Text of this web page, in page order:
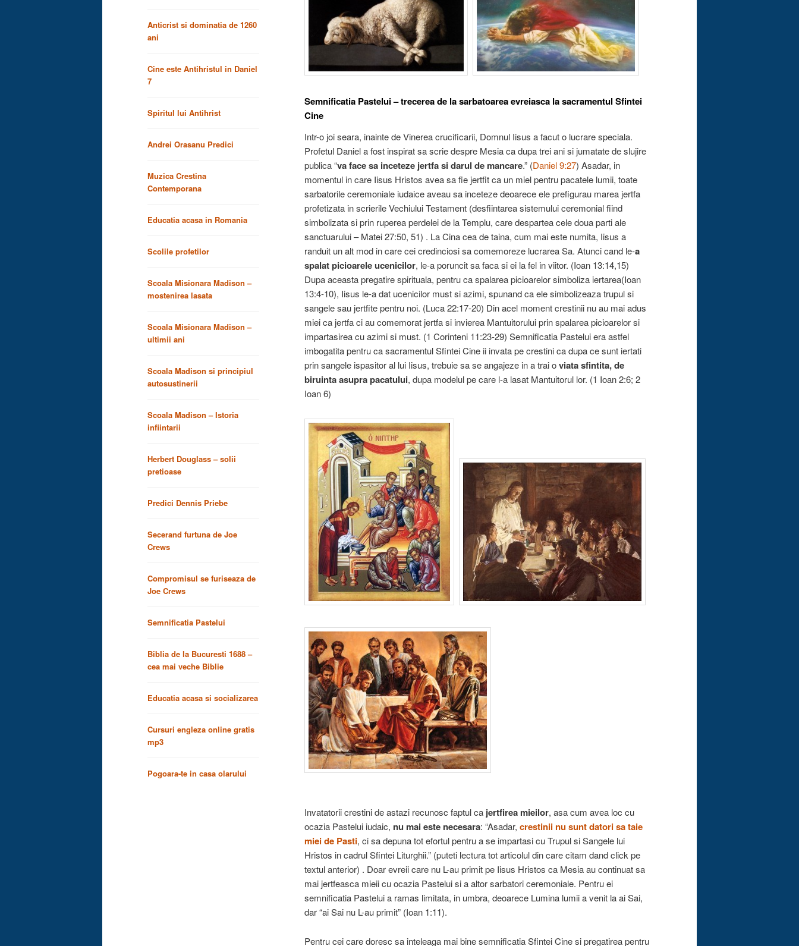
Semnificatia Pastelui – trecerea de la sarbatoarea evreiasca la sacramentul Sfintei
Cine
Intr-o joi seara, inainte de Vinerea crucificarii, Domnul Iisus a facut o lucrare speciala.
Profetul Daniel a fost inspirat sa scrie despre Mesia ca dupa trei ani si jumatate de slujire
publica “va face sa inceteze jertfa si darul de mancare.” (Daniel 9:27) Asadar, in
momentul in care Iisus Hristos avea sa fie jertfit ca un miel pentru pacatele lumii, toate
sarbatorile ceremoniale iudaice aveau sa inceteze deoarece ele prefigurau marea jertfa
profetizata in scrierile Vechiului Testament (desfiintarea sistemului ceremonial fiind
simbolizata si prin ruperea perdelei de la Templu, care despartea cele doua parti ale
sanctuarului – Matei 27:50, 51) . La Cina cea de taina, cum mai este numita, Iisus a
randuit un alt mod in care cei credinciosi sa comemoreze lucrarea Sa. Atunci cand le-a
spalat picioarele ucenicilor, le-a poruncit sa faca si ei la fel in viitor. (Ioan 13:14,15)
Dupa aceasta pregatire spirituala, pentru ca spalarea picioarelor simboliza iertarea(Ioan
13:4-10), Iisus le-a dat ucenicilor must si azimi, spunand ca ele simbolizeaza trupul si
sangele sau jertfite pentru noi. (Luca 22:17-20) Din acel moment crestinii nu au mai adus
miei ca jertfa ci au comemorat jertfa si invierea Mantuitorului prin spalarea picioarelor si
impartasirea cu azimi si must. (1 Corinteni 11:23-29) Semnificatia Pastelui era astfel
imbogatita pentru ca sacramentul Sfintei Cine ii invata pe crestini ca dupa ce sunt iertati
prin sangele ispasitor al lui Iisus, trebuie sa se angajeze in a trai oviata sfintita, de
biruinta asupra pacatului, dupa modelul pe care l-a lasat Mantuitorul lor. (1 Ioan 2:6; 2
Ioan 6)
Invatatorii crestini de astazi recunosc faptul ca jertfirea mieilor, asa cum avea loc cu
ocazia Pastelui iudaic, nu mai este necesara: “Asadar, crestinii nu sunt datori sa taie
miei de Pasti, ci sa depuna tot efortul pentru a se impartasi cu Trupul si Sangele lui
Hristos in cadrul Sfintei Liturghii.” (puteti lectura tot articolul din care citam dand click pe
textul anterior) . Doar evreii care nu L-au primit pe Iisus Hristos ca Mesia au continuat sa
mai jertfeasca mieii cu ocazia Pastelui si a altor sarbatori ceremoniale. Pentru ei
semnificatia Pastelui a ramas limitata, in umbra, deoarece Lumina lumii a venit la ai Sai,
dar “ai Sai nu L-au primit” (Ioan 1:11).
Pentru cei care doresc sa inteleaga mai bine semnificatia Sfintei Cine si pregatirea pentru
Anticrist si dominatia de 1260
ani
Cine este Antihristul in Daniel
7
Spiritul lui Antihrist
Andrei Orasanu Predici
Muzica Crestina
Contemporana
Educatia acasa in Romania
Scolile profetilor
Scoala Misionara Madison –
mostenirea lasata
Scoala Misionara Madison –
ultimii ani
Scoala Madison si principiul
autosustinerii
Scoala Madison – Istoria
infiintarii
Herbert Douglass – solii
pretioase
Predici Dennis Priebe
Secerand furtuna de Joe
Crews
Compromisul se furiseaza de
Joe Crews
Semnificatia Pastelui
Biblia de la Bucuresti 1688 –
cea mai veche Biblie
Educatia acasa si socializarea
Cursuri engleza online gratis
mp3
Pogoara-te in casa olarului